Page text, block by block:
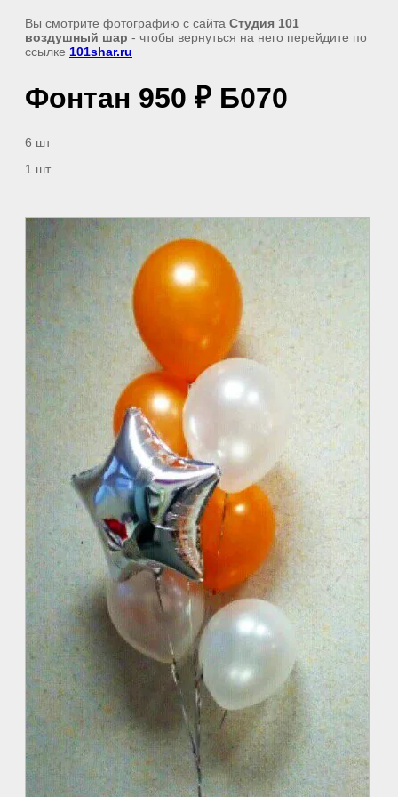
Вы смотрите фотографию с сайта Студия 101
воздушный шар - чтобы вернуться на него перейдите по
ссылке 101shar.ru
Фонтан 950 ₽ Б070
6 шт
1 шт